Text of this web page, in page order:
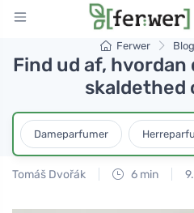
Ferwer Blog
Find ud af,
skaldethed
Dameparfumer
Tomáš Dvořák 6 min